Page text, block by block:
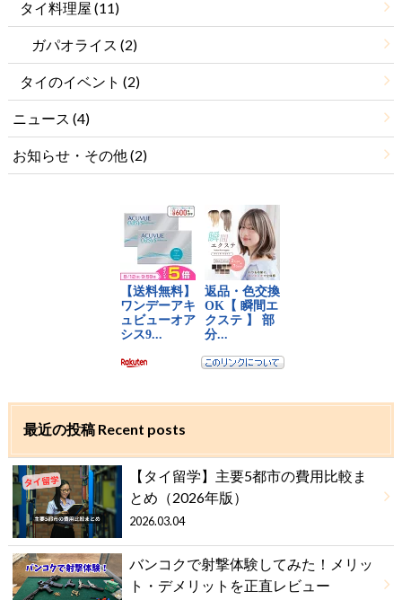
タイ料理屋 (11)
ガパオライス (2)
タイのイベント (2)
ニュース (4)
お知らせ・その他(2)
最近の投稿 Recent posts
【タイ留学】主要5都市の費用比較ま
とめ（2026年版）
2026.03.04
バンコクで射撃体験してみた！メリッ
ト・デメリットを正直レビュー